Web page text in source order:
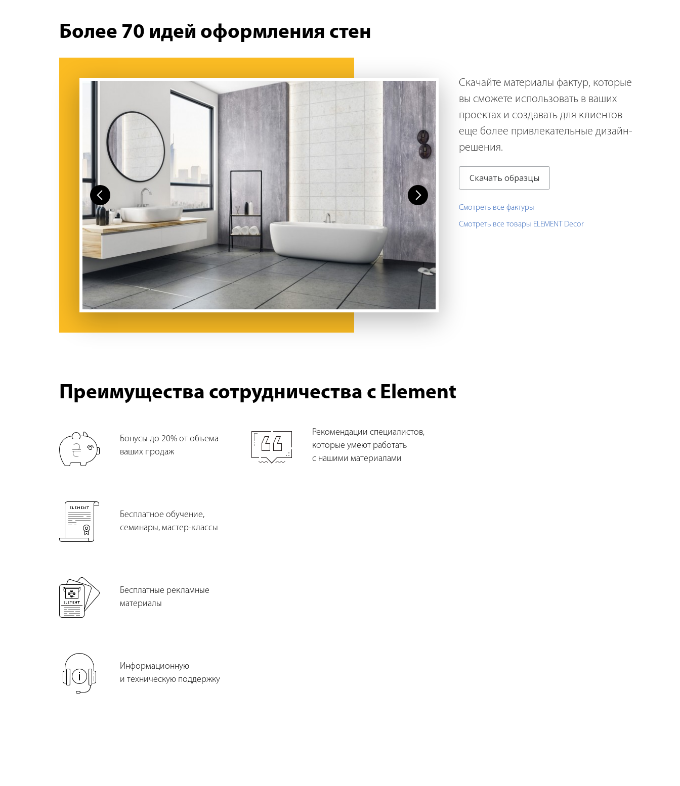
Более 70 идей оформления стен
Скачайте материалы фактур, которые
вы сможете использовать в ваших
проектах и создавать для клиентов
еще более привлекательные дизайн-
решения.
Скачать образцы
Смотреть все фактуры
Смотреть все товары ELEMENT Decor
Преимущества сотрудничества с Element
Бонусы до 20% от объема
ваших продаж
Рекомендации специалистов,
которые умеют работать
с нашими материалами
Бесплатное обучение,
семинары, мастер-классы
Бесплатные рекламные
материалы
Информационную
и техническую поддержку